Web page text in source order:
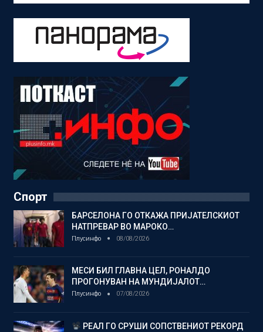
Спорт
БАРСЕЛОНА ГО ОТКАЖА ПРИЈАТЕЛСКИОТ
НАТПРЕВАР ВО МАРОКО…
Плусинфо 08/08/2026
МЕСИ БИЛ ГЛАВНА ЦЕЛ, РОНАЛДО
ПРОГОНУВАН НА МУНДИЈАЛОТ…
Плусинфо 07/08/2026
РЕАЛ ГО СРУШИ СОПСТВЕНИОТ РЕКОРД